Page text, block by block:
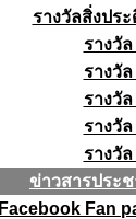
รางวัลสิ่งปร
รางวั
รางวั
รางวั
รางวั
รางวั
ข่าวสารประ
Facebook Fan